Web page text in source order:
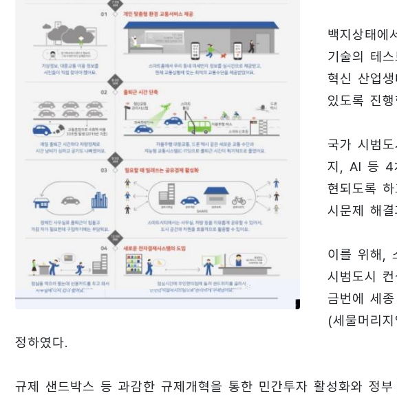
백지상태
기술의 테
혁신 산업
있도록 진행
국가 시범
지, AI 등 4
현되도록
시문제 해
이를 위해,
시범도시
금번에 세
(세물머리
정하였다.
규제 샌드박스 등 과감한 규제개혁을 통한 민간투자 활성화와 정